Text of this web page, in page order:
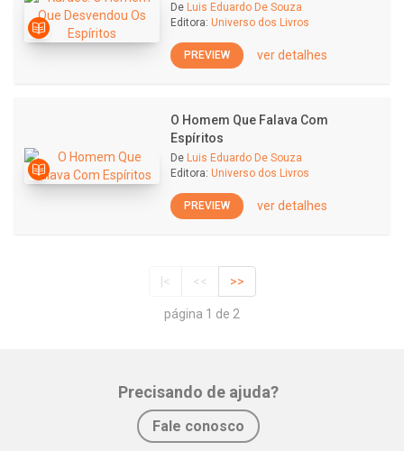
De Luis Eduardo De Souza
Editora: Universo dos Livros
PREVIEW ver detalhes
O Homem Que Falava Com
Espíritos
De Luis Eduardo De Souza
Editora: Universo dos Livros
PREVIEW ver detalhes
|< << >>
página 1 de 2
Precisando de ajuda?
Fale conosco